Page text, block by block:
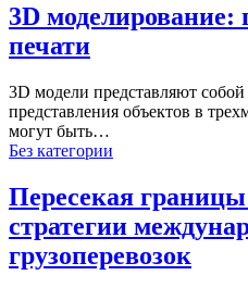
3D моделирование:
печати
3D модели представляют
представления объектов в
могут быть…
Без категории
Пересекая
стратегии
грузоперевозок